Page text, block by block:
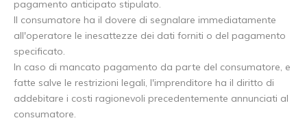
pagamento anticipato stipulato.
Il consumatore ha il dovere di segnalare immediatamente
all'operatore le inesattezze dei dati forniti o del pagamento
specificato.
In caso di mancato pagamento da parte del consumatore, e
fatte salve le restrizioni legali, l'imprenditore ha il diritto di
addebitare i costi ragionevoli precedentemente annunciati al
consumatore.